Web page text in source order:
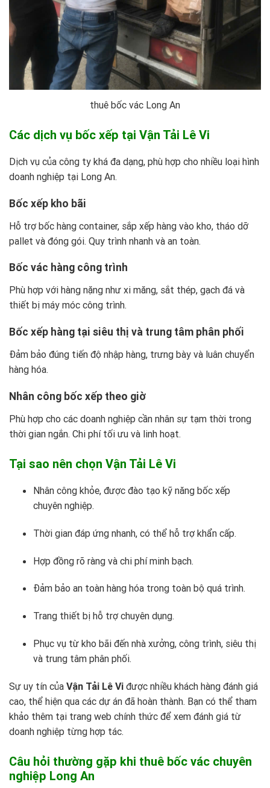
thuê bốc vác Long An
Các dịch vụ bốc xếp tại Vận Tải Lê Vi
Dịch vụ của công ty khá đa dạng, phù hợp cho nhiều loại hình
doanh nghiệp tại Long An.
Bốc xếp kho bãi
Hỗ trợ bốc hàng container, sắp xếp hàng vào kho, tháo dỡ
pallet và đóng gói. Quy trình nhanh và an toàn.
Bốc vác hàng công trình
Phù hợp với hàng nặng như xi măng, sắt thép, gạch đá và
thiết bị máy móc công trình.
Bốc xếp hàng tại siêu thị và trung tâm phân phối
Đảm bảo đúng tiến độ nhập hàng, trưng bày và luân chuyển
hàng hóa.
Nhân công bốc xếp theo giờ
Phù hợp cho các doanh nghiệp cần nhân sự tạm thời trong
thời gian ngắn. Chi phí tối ưu và linh hoạt.
Tại sao nên chọn Vận Tải Lê Vi
Nhân công khỏe, được đào tạo kỹ năng bốc xếp
chuyên nghiệp.
Thời gian đáp ứng nhanh, có thể hỗ trợ khẩn cấp.
Hợp đồng rõ ràng và chi phí minh bạch.
Đảm bảo an toàn hàng hóa trong toàn bộ quá trình.
Trang thiết bị hỗ trợ chuyên dụng.
Phục vụ từ kho bãi đến nhà xưởng, công trình, siêu thị
và trung tâm phân phối.
Sự uy tín của Vận Tải Lê Vi được nhiều khách hàng đánh giá
cao, thể hiện qua các dự án đã hoàn thành. Bạn có thể tham
khảo thêm tại trang web chính thức để xem đánh giá từ
doanh nghiệp từng hợp tác.
Câu hỏi thường gặp khi thuê bốc vác chuyên
nghiệp Long An